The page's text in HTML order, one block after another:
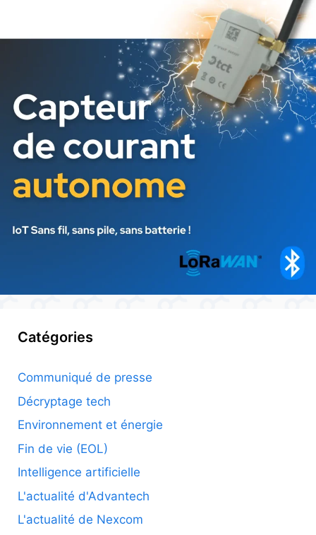
Catégories
Communiqué de presse
Décryptage tech
Environnement et énergie
Fin de vie (EOL)
Intelligence artificielle
L'actualité d'Advantech
L'actualité de Nexcom